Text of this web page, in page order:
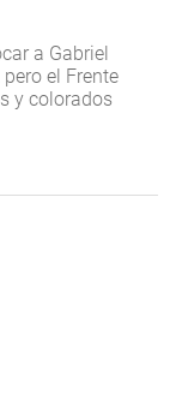
a Gabriel
el Frente
y colorados